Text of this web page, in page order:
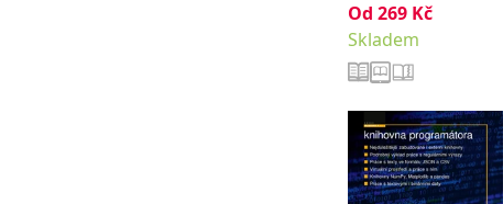
Od 269 Kč
Skladem